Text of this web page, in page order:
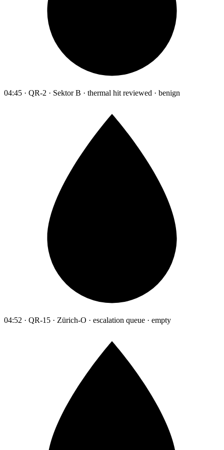
04:45 · QR-2 · Sektor B · thermal hit reviewed · benign
04:52 · QR-15 · Zürich-O · escalation queue · empty